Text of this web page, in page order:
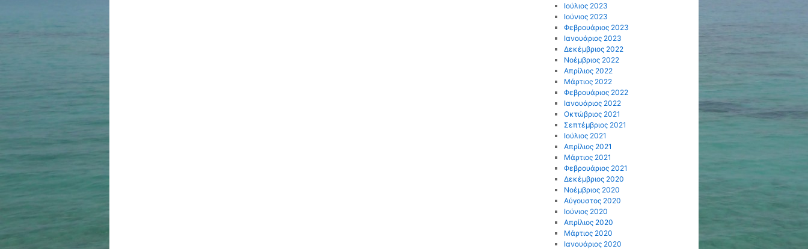
Ιούλιος 2023
Ιούνιος 2023
Φεβρουάριος 2023
Ιανουάριος 2023
Δεκέμβριος 2022
Νοέμβριος 2022
Απρίλιος 2022
Μάρτιος 2022
Φεβρουάριος 2022
Ιανουάριος 2022
Οκτώβριος 2021
Σεπτέμβριος 2021
Ιούλιος 2021
Απρίλιος 2021
Μάρτιος 2021
Φεβρουάριος 2021
Δεκέμβριος 2020
Νοέμβριος 2020
Αύγουστος 2020
Ιούνιος 2020
Απρίλιος 2020
Μάρτιος 2020
Ιανουάριος 2020